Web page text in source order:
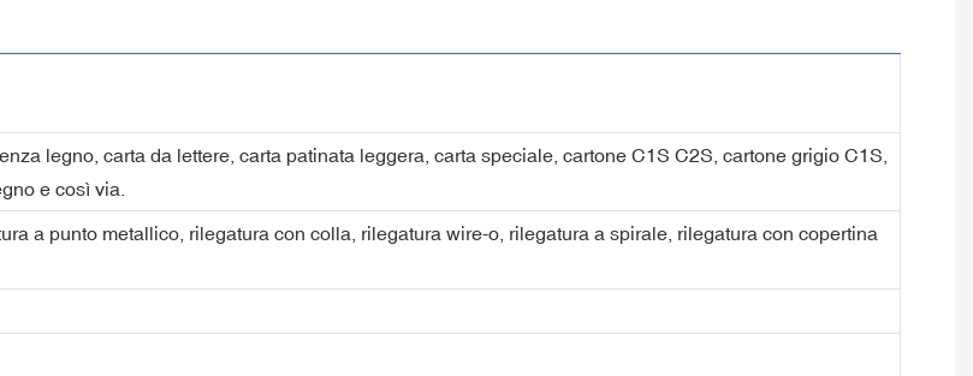
legno, carta da lettere, carta patinata leggera, carta speciale, cartone C1S C2S, cartone grigio C1S,
e così via.
a punto metallico, rilegatura con colla, rilegatura wire-o, rilegatura a spirale, rilegatura con copertina